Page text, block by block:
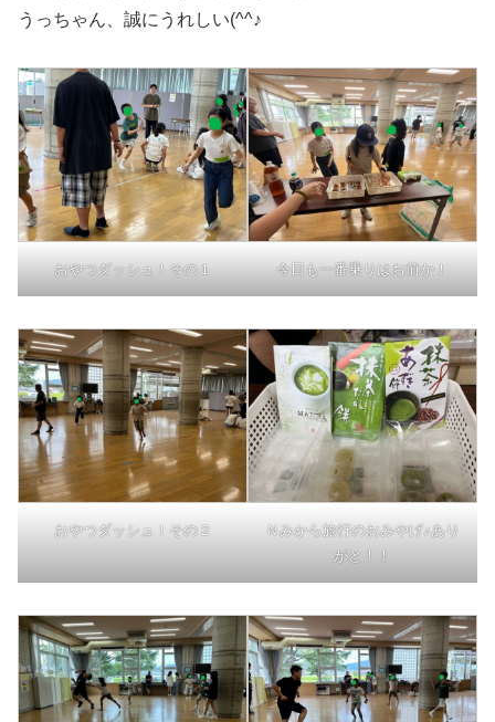
うっちゃん、誠にうれしい(^^♪
おやつダッシュ！その１ 今日も一番乗りはお前か！
おやつダッシュ！その２
Ｎみから旅行のおみやげ♪あり
がと！！